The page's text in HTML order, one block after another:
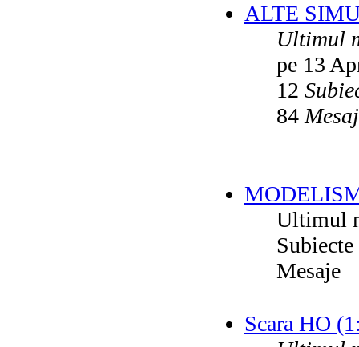
ALTE
Ultimul
pe 13
12
84
Ultimul
Subiecte
Mesaje
Scara HO